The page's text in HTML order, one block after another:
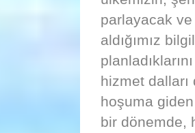
parlayacak
aldığımız
hizmet
hoşuma
bir dönemde,